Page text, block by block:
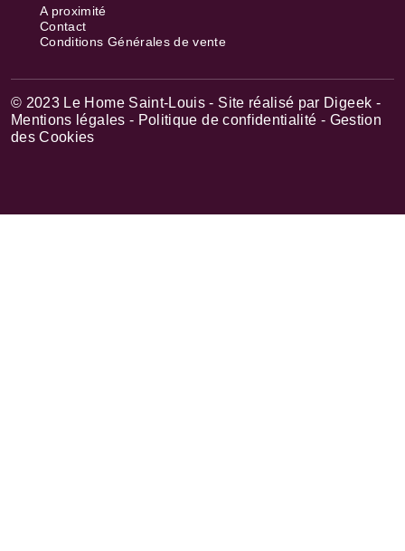
A proximité
Contact
Conditions Générales de vente
© 2023 Le Home Saint-Louis - Site réalisé par Digeek -
Mentions légales - Politique de confidentialité - Gestion
des Cookies